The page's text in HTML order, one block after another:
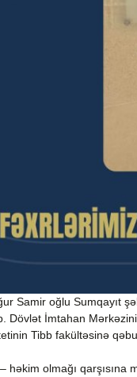
Samir oğlu Sumqayıt
Dövlət İmtahan
Tibb fakültəsinə
həkim olmağı